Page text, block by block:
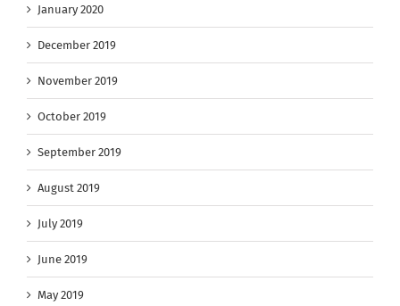
January 2020
December 2019
November 2019
October 2019
September 2019
August 2019
July 2019
June 2019
May 2019